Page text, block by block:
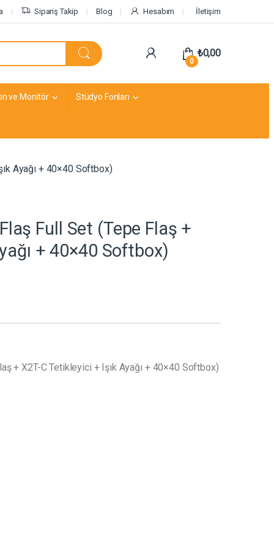
Sipariş Takip Blog Hesabım İletişim
0
₺0,00
ve Monitör Stüdyo Fonları
Ayağı + 40×40 Softbox)
Full Set (Tepe Flaş +
+ 40×40 Softbox)
+ X2T-C Tetikleyici + Işık Ayağı + 40×40 Softbox)